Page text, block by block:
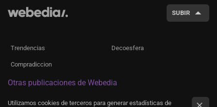
SUBIR
Trendencias Decoesfera
Compradiccion
Otras publicaciones de Webedia
Utilizamos cookies de terceros para generar estadísticas de